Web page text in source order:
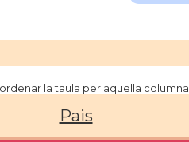
la taula per aquella columna
Pais